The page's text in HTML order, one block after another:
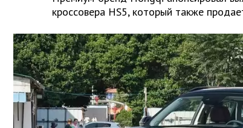
кроссовера HS5, который также